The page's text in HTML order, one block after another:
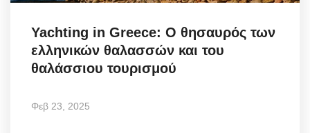
Yachting in Greece: Ο θησαυρός των
ελληνικών θαλασσών και του
θαλάσσιου τουρισμού
Φεβ 23, 2025